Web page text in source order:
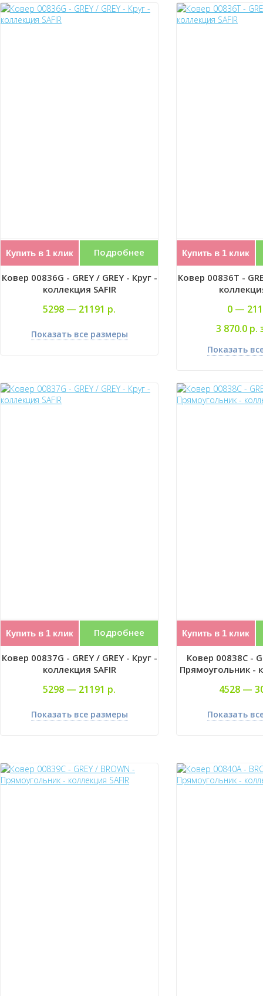
Купить в 1 клик Подробнее
Ковер 00836G - GREY / GREY - Круг -
коллекция SAFIR
5298 — 21191 р.
Показать все размеры
Купить в 1 клик
Ковер 00836T -
0 —
3 870.0 р.
Показать
Купить в 1 клик Подробнее
Ковер 00837G - GREY / GREY - Круг -
коллекция SAFIR
5298 — 21191 р.
Показать все размеры
Купить в 1 клик
Ковер 00838C -
Прямоугольник -
4528 —
Показать